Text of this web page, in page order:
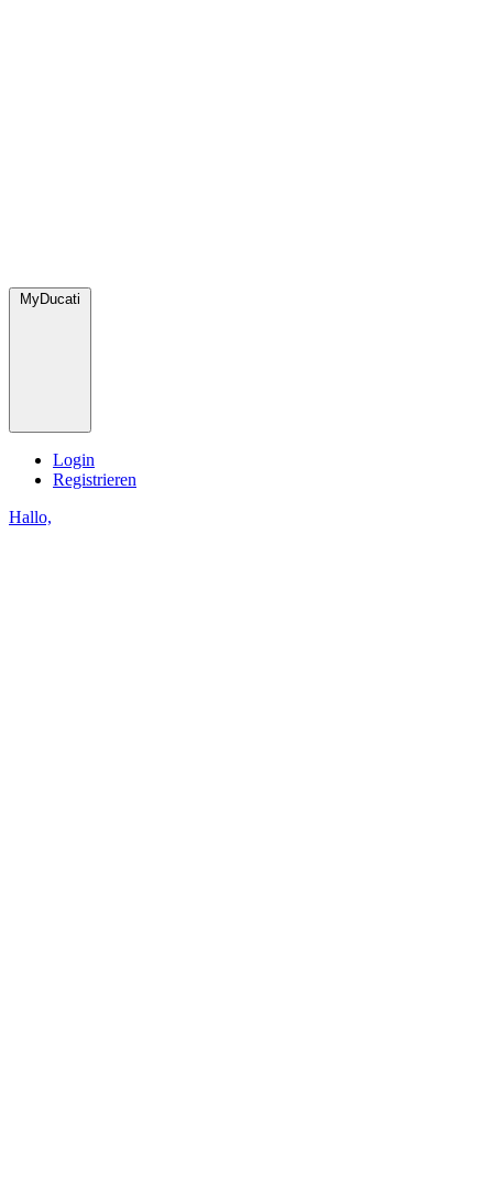
MyDucati
Login
Registrieren
Hallo,